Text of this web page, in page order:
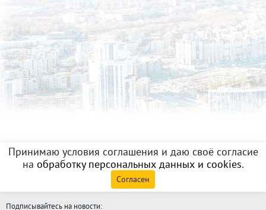
Принимаю условия соглашения и даю своё согласие
на обработку персональных данных и cookies.
Согласен
Подписывайтесь на новости: